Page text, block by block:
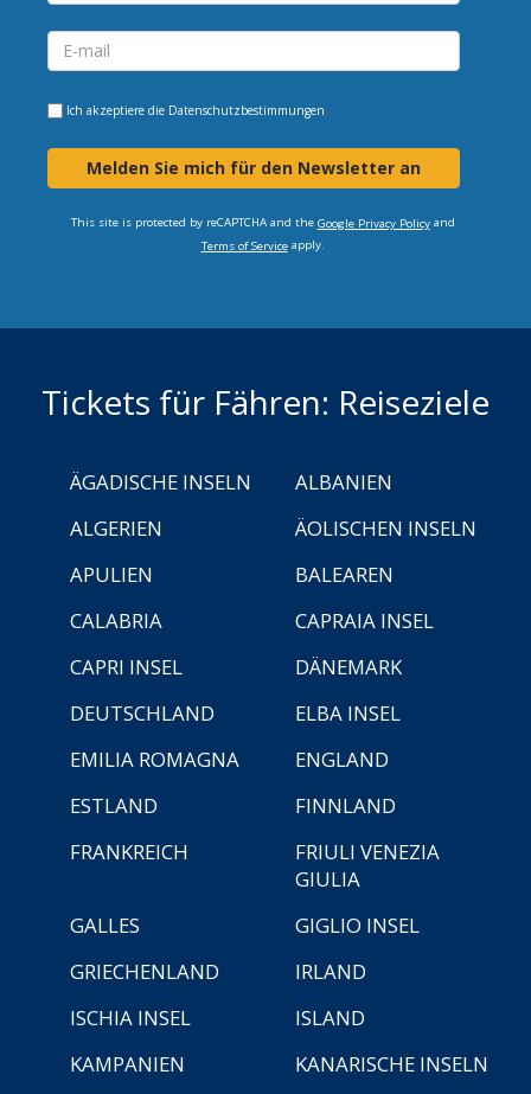
Ich akzeptiere die Datenschutzbestimmungen
Melden Sie mich für den Newsletter an
This site is protected by reCAPTCHA and the Google Privacy Policyand
Terms of Serviceapply.
Tickets für Fähren: Reiseziele
ÄGADISCHE INSELN
ALBANIEN
ALGERIEN
ÄOLISCHEN INSELN
APULIEN
BALEAREN
CALABRIA
CAPRAIA INSEL
CAPRI INSEL
DÄNEMARK
DEUTSCHLAND
ELBA INSEL
EMILIA ROMAGNA
ENGLAND
ESTLAND
FINNLAND
FRANKREICH
FRIULI VENEZIA
GIULIA
GALLES
GIGLIO INSEL
GRIECHENLAND
IRLAND
ISCHIA INSEL
ISLAND
KAMPANIEN
KANARISCHE INSELN